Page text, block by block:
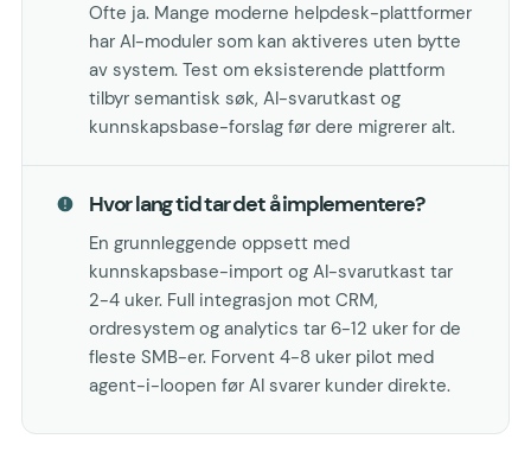
Ofte ja. Mange moderne helpdesk-plattformer
har AI-moduler som kan aktiveres uten bytte
av system. Test om eksisterende plattform
tilbyr semantisk søk, AI-svarutkast og
kunnskapsbase-forslag før dere migrerer alt.
Hvor lang tid tar det å implementere?
En grunnleggende oppsett med
kunnskapsbase-import og AI-svarutkast tar
2-4 uker. Full integrasjon mot CRM,
ordresystem og analytics tar 6-12 uker for de
fleste SMB-er. Forvent 4-8 uker pilot med
agent-i-loopen før AI svarer kunder direkte.